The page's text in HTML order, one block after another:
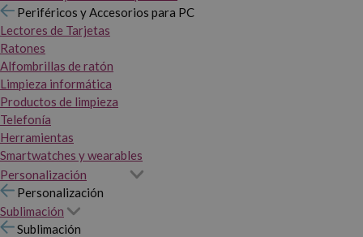
Periféricos y Accesorios para PC
Lectores de Tarjetas
Ratones
Alfombrillas de ratón
Limpieza informática
Productos de limpieza
Telefonía
Herramientas
Smartwatches y wearables
Personalización
Personalización
Sublimación
Sublimación